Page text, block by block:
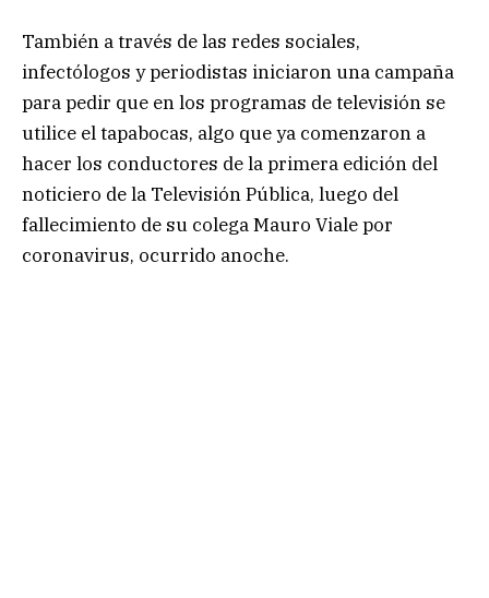
También a través de las redes sociales,
infectólogos y periodistas iniciaron una campaña
para pedir que en los programas de televisión se
utilice el tapabocas, algo que ya comenzaron a
hacer los conductores de la primera edición del
noticiero de la Televisión Pública, luego del
fallecimiento de su colega Mauro Viale por
coronavirus, ocurrido anoche.